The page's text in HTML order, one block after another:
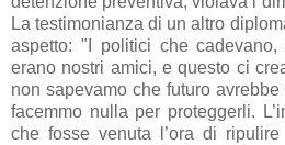
La testimonianza di un altro
aspetto: " I politici che
erano nostri amici, e questo ci
non sapevamo che futuro
facemmo nulla per proteggerli.
che fosse venuta
l’ora di